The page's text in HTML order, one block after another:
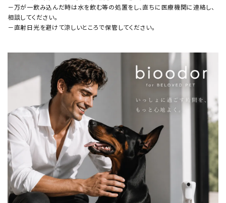
－万が一飲み込んだ時は水を飲む等の処置をし、直ちに医療機関に連絡し、
相談してください。
－直射日光を避けて涼しいところで保管してください。